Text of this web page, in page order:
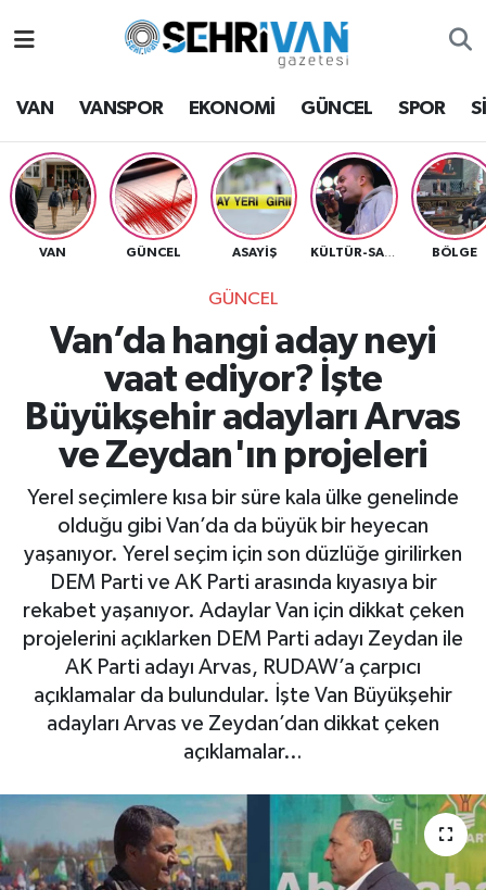
VAN VANSPOR EKONOMİ GÜNCEL SPOR
VAN GÜNCEL ASAYİŞ BÖLGE
GÜNCEL
Van’da hangi aday neyi
vaat ediyor? İşte
Büyükşehir adayları Arvas
ve Zeydan'ın projeleri
Yerel seçimlere kısa bir süre kala ülke genelinde
olduğu gibi Van’da da büyük bir heyecan
yaşanıyor. Yerel seçim için son düzlüğe girilirken
DEM Parti ve AK Parti arasında kıyasıya bir
rekabet yaşanıyor. Adaylar Van için dikkat çeken
projelerini açıklarken DEM Parti adayı Zeydan ile
AK Parti adayı Arvas, RUDAW’a çarpıcı
açıklamalar da bulundular. İşte Van Büyükşehir
adayları Arvas ve Zeydan’dan dikkat çeken
açıklamalar…
Van Hava Durumu
VAN Namaz Vakitleri
Van Trafik Yoğunluk Haritası
Süper Lig Puan Durumu ve Fikstür
Tüm Manşetler
Son Dakika Haberleri
Haber Arşivi